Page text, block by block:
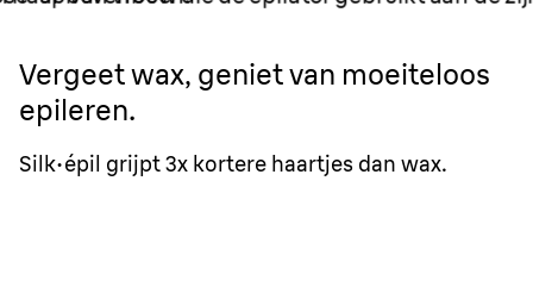
Vergeet wax, geniet van moeiteloos
epileren.
Silk·épil grijpt 3x kortere haartjes dan wax.